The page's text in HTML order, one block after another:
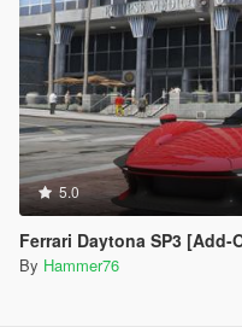
5.0
Ferrari Daytona SP3
By Hammer76